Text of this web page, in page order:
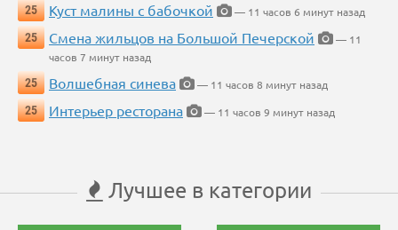
25
Куст малины с бабочкой
— 11 часов 6 минут назад
25
Смена жильцов на Большой Печерской
— 11
часов 7 минут назад
25
Волшебная синева
— 11 часов 8 минут назад
25
Интерьер ресторана — 11 часов 9 минут назад
Лучшее в категории